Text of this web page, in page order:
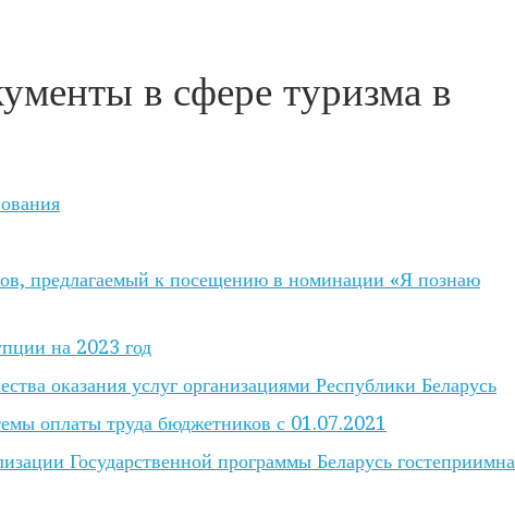
в сфере туризма в
предлагаемый к посещению в номинации «Я познаю
на 2023 год
оказания услуг организациями Республики Беларусь
оплаты труда бюджетников с 01.07.2021
Государственной программы Беларусь